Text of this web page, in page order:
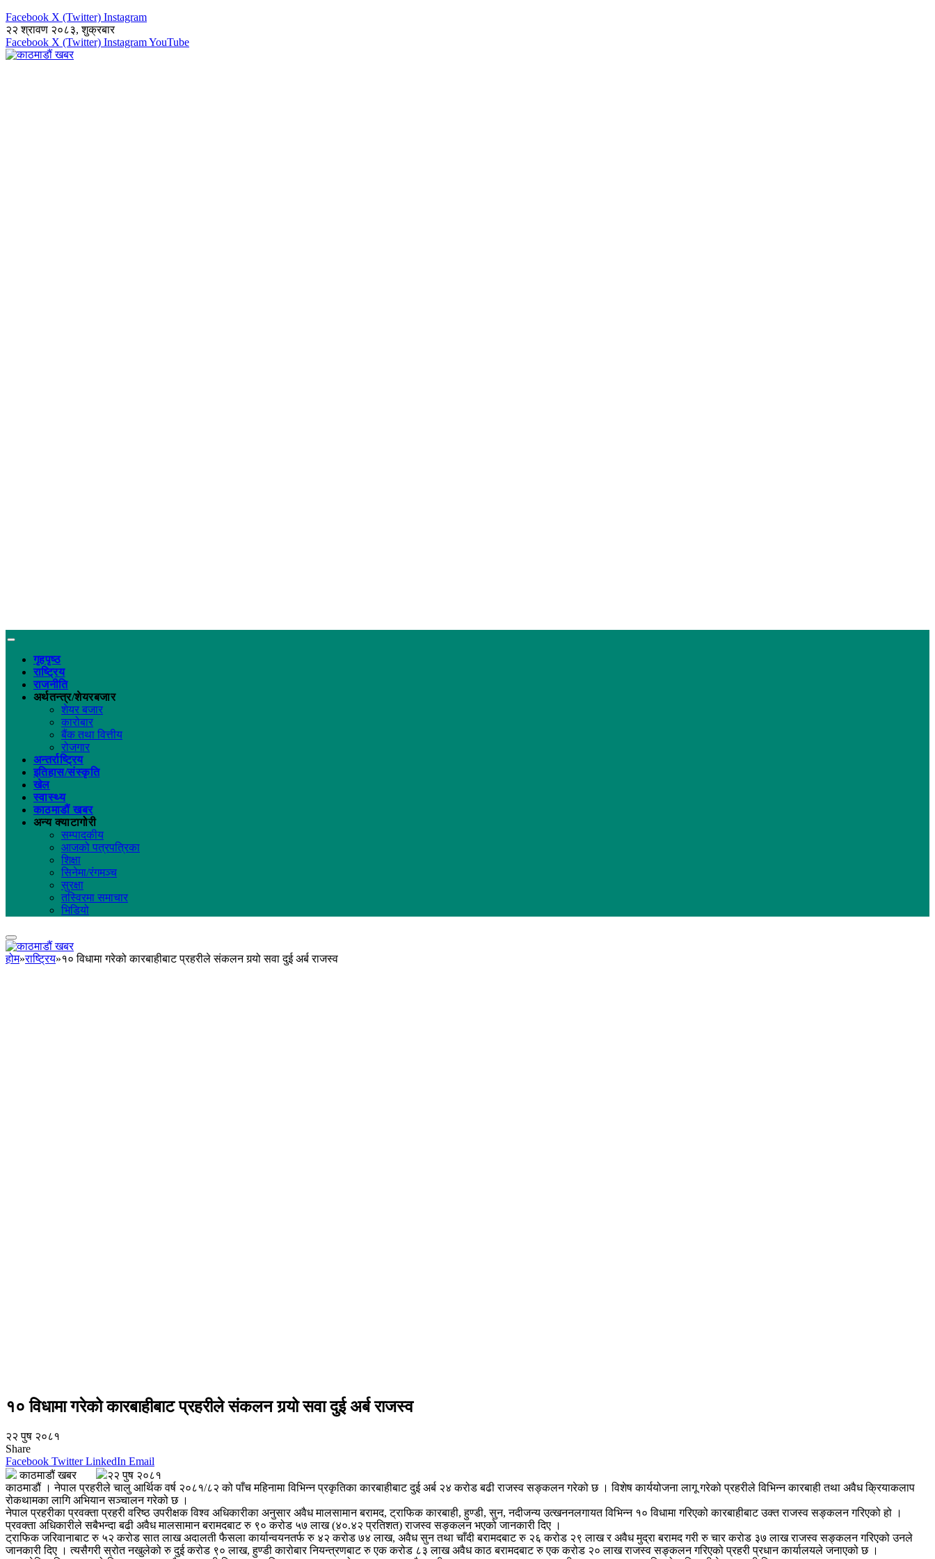
Facebook X (Twitter) Instagram
२२ श्रावण २०८३, शुक्रबार
Facebook X (Twitter) InstagramYouTube
गृहपृष्ठ
राष्ट्रिय
राजनीति
अर्थतन्त्र/शेयरबजार
शेयर बजार
कारोबार
बैंक तथा वित्तीय
रोजगार
अन्तर्राष्ट्रिय
इतिहास/संस्कृति
खेल
स्वास्थ्य
काठमाडौं खबर
अन्य क्याटागोरी
सम्पादकीय
आजको पत्रपत्रिका
शिक्षा
सिनेमा/रंगमञ्च
सुरक्षा
तस्विरमा समाचार
भिडियो
होम»राष्ट्रिय»१० विधामा गरेको कारबाहीबाट प्रहरीले संकलन गर्‍यो सवा दुई अर्ब राजस्व
१० विधामा गरेको कारबाहीबाट प्रहरीले संकलन गर्‍यो सवा दुई अर्ब राजस्व
२२ पुष २०८१
Share
Facebook Twitter LinkedIn Email
काठमाडौं खबर
२२ पुष २०८१
काठमाडौं । नेपाल प्रहरीले चालु आर्थिक वर्ष २०८१/८२ को पाँच महिनामा विभिन्न प्रकृतिका कारबाहीबाट दुई अर्ब २४ करोड बढी राजस्व सङ्कलन गरेको छ । विशेष कार्ययोजना लागू गरेको प्रहरीले विभिन्न कारबाही तथा अवैध क्रियाकलाप
रोकथामका लागि अभियान सञ्चालन गरेको छ ।
नेपाल प्रहरीका प्रवक्ता प्रहरी वरिष्ठ उपरीक्षक विश्व अधिकारीका अनुसार अवैध मालसामान बरामद, ट्राफिक कारबाही, हुण्डी, सुन, नदीजन्य उत्खननलगायत विभिन्न १० विधामा गरिएको कारबाहीबाट उक्त राजस्व सङ्कलन गरिएको हो ।
प्रवक्ता अधिकारीले सबैभन्दा बढी अवैध मालसामान बरामदबाट रु ९० करोड ५७ लाख (४०.४२ प्रतिशत) राजस्व सङ्कलन भएको जानकारी दिए ।
ट्राफिक जरिवानाबाट रु ५२ करोड सात लाख अदालती फैसला कार्यान्वयनतर्फ रु ४२ करोड ७४ लाख, अवैध सुन तथा चाँदी बरामदबाट रु २६ करोड २९ लाख र अवैध मुद्रा बरामद गरी रु चार करोड ३७ लाख राजस्व सङ्कलन गरिएको उनले
जानकारी दिए । त्यसैगरी स्रोत नखुलेको रु दुई करोड ९० लाख, हुण्डी कारोबार नियन्त्रणबाट रु एक करोड ८३ लाख अवैध काठ बरामदबाट रु एक करोड २० लाख राजस्व सङ्कलन गरिएको प्रहरी प्रधान कार्यालयले जनाएको छ ।